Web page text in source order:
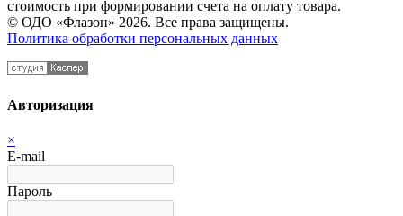
стоимость при формировании счета на оплату товара.
© ОДО «Флазон» 2026. Все права защищены.
Политика обработки персональных данных
Авторизация
×
E-mail
Пароль